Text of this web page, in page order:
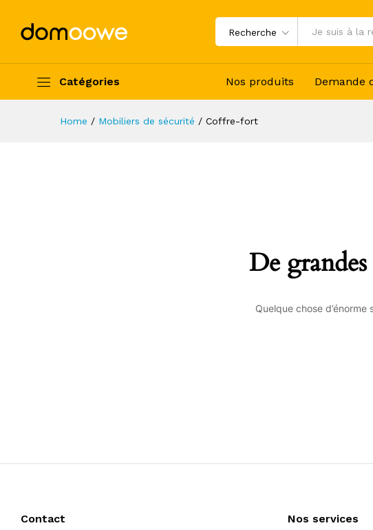
Recherche
Catégories Nos produits Demande
Home / Mobiliers de sécurité / Coffre-fort
De
Quelque chose
Contact Nos services